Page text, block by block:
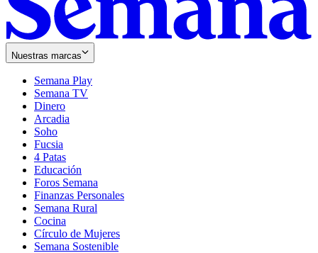
Nuestras marcas
Semana Play
Semana TV
Dinero
Arcadia
Soho
in
new
window
Fucsia
in
new
window
4 Patas
Educación
Foros Semana
Finanzas Personales
Semana Rural
Cocina
Círculo de Mujeres
Semana Sostenible